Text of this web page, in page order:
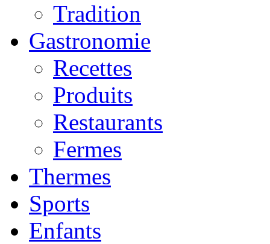
Tradition
Gastronomie
Recettes
Produits
Restaurants
Fermes
Thermes
Sports
Enfants